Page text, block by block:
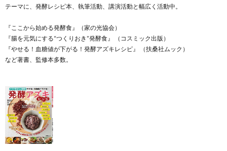
テーマに、発酵レシピ本、執筆活動、講演活動と幅広く活動中。
『ここから始める発酵食』（家の光協会）
『腸を元気にする“つくりおき”発酵食』 （コスミック出版）
『やせる！血糖値が下がる！発酵アズキレシピ』 （扶桑社ムック）
など著書、監修本多数。